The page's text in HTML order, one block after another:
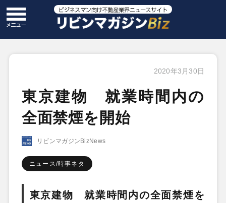
2020年3月30日
東京建物 就業時間内の
全面禁煙を開始
リビンマガジンBizNews
ニュース/時事ネタ
東京建物 就業時間内の全面禁煙を